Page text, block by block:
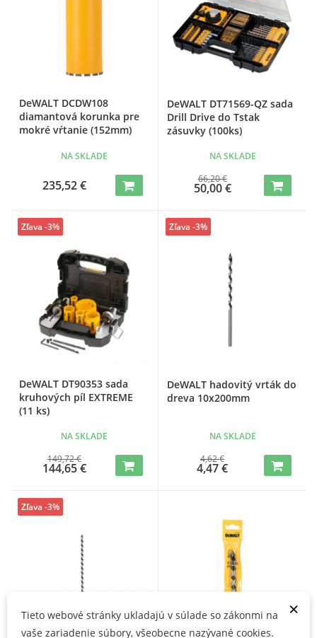
DeWALT DCDW108
diamantová korunka pre
mokré vŕtanie (152mm)
NA SKLADE
235,52 €
DeWALT DT71569-QZ sada
Drill Drive do Tstak
zásuvky (100ks)
NA SKLADE
66,20 €
50,00 €
DeWALT DT90353 sada
kruhových píl EXTREME
(11 ks)
NA SKLADE
149,72 €
144,65 €
Zľava -3%
DeWALT hadovitý vrták do
dreva 10x200mm
NA SKLADE
4,62 €
4,47 €
Zľava -3%
Zľava -3%
×
Tieto webové stránky ukladajú v súlade so zákonmi na
vaše zariadenie súbory, všeobecne nazývané cookies.